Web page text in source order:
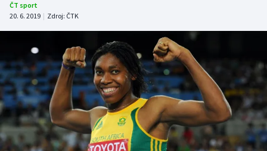
Atletika
Cyklistika
DALŠÍ SPORTY
Americký fotbal
Baseball a softbal
NEPŘEHLÉDNĚTE
Soutěže
ČT sport
20. 6. 2019 | Zdroj: ČTK